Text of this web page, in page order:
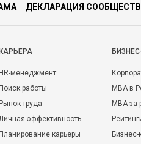
ДЕКЛАРАЦИЯ
КАРЬЕРА
HR-менеджмент
Поиск работы
Рынок труда
эффективность
Планирование карьеры
MBA в
MBA
Бизнес-